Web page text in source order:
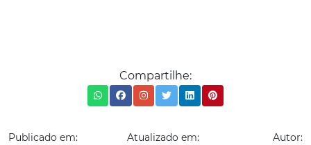
Compartilhe:
Publicado em: Atualizado em: Autor: